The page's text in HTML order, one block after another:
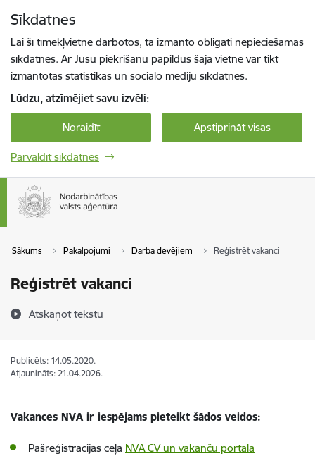
Sīkdatnes
Lai šī tīmekļvietne darbotos, tā izmanto obligāti nepieciešamās
sīkdatnes. Ar Jūsu piekrišanu papildus šajā vietnē var tikt
izmantotas statistikas un sociālo mediju sīkdatnes.
Lūdzu, atzīmējiet savu izvēli:
Noraidīt Apstiprināt visas
Pārvaldīt sīkdatnes
Sākums Pakalpojumi Darba devējiem Reģistrēt vakanci
Reģistrēt vakanci
Atskaņot tekstu
Publicēts: 14.05.2020.
Atjaunināts: 21.04.2026.
Vakances NVA ir iespējams pieteikt šādos veidos:
Pašreģistrācijas ceļā NVA CV un vakanču portālā